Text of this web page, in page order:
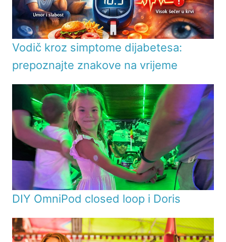
Vodič kroz simptome dijabetesa:
prepoznajte znakove na vrijeme
DIY OmniPod closed loop i Doris